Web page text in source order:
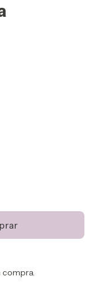
compra.